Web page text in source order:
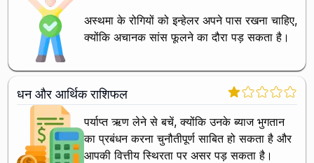
अस्थमा के रोगियों को इन्हेलर अपने पास रखना चाहिए,
क्योंकि अचानक सांस फूलने का दौरा पड़ सकता है।
धन और आर्थिक राशिफल
पर्याप्त ऋण लेने से बचें, क्योंकि उनके ब्याज भुगतान
का प्रबंधन करना चुनौतीपूर्ण साबित हो सकता है और
आपकी वित्तीय स्थिरता पर असर पड़ सकता है।